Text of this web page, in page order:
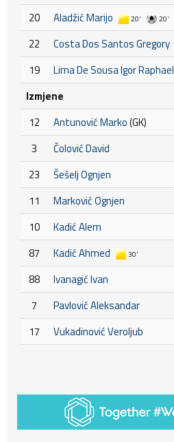
20
Aladžić Marijo 20' 20'
22
Costa Dos Santos Gregory
19
Lima De Sousa Igor Raphael
Izmjene
12
Antunović Marko(GK)
3
Čolović David
23
Šešelj Ognjen
11
Marković Ognjen
10
Kadić Alem
87
Kadić Ahmed 30'
88
Ivanagić Ivan
7
Pavlović Aleksandar
17
Vukadinović Veroljub